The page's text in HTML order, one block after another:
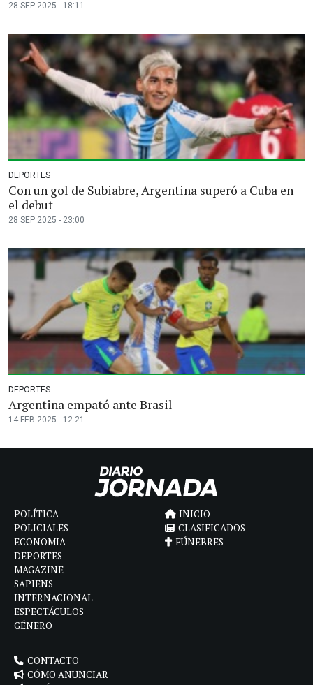
28 SEP 2025 - 18:11
DEPORTES
Con un gol de Subiabre, Argentina superó a Cuba en
el debut
28 SEP 2025 - 23:00
DEPORTES
Argentina empató ante Brasil
14 FEB 2025 - 12:21
POLÍTICA
POLICIALES
ECONOMIA
DEPORTES
MAGAZINE
SAPIENS
INTERNACIONAL
ESPECTÁCULOS
GÉNERO
INICIO
CLASIFICADOS
FÚNEBRES
CONTACTO
CÓMO ANUNCIAR